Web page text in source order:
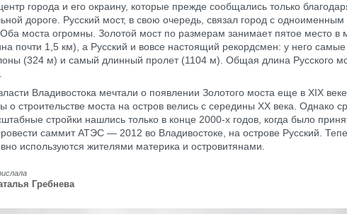
города и его окраину, которые прежде сообщались только
дороге. Русский мост, в свою очередь, связал город с одноименным
моста огромны. Золотой мост по размерам занимает пятое место в
почти 1,5 км), а Русский и вовсе настоящий рекордсмен: у него самые
(324 м) и самый длинный пролет (1104 м). Общая длина Русского
Владивостока мечтали о появлении Золотого моста еще в XIX веке,
о строительстве моста на остров велись с середины ХХ века. Однако
стройки нашлись только в конце 2000-х годов, когда было
саммит АТЭС — 2012 во Владивостоке, на острове Русский.
используются жителями материка и островитянами.
Гребнева